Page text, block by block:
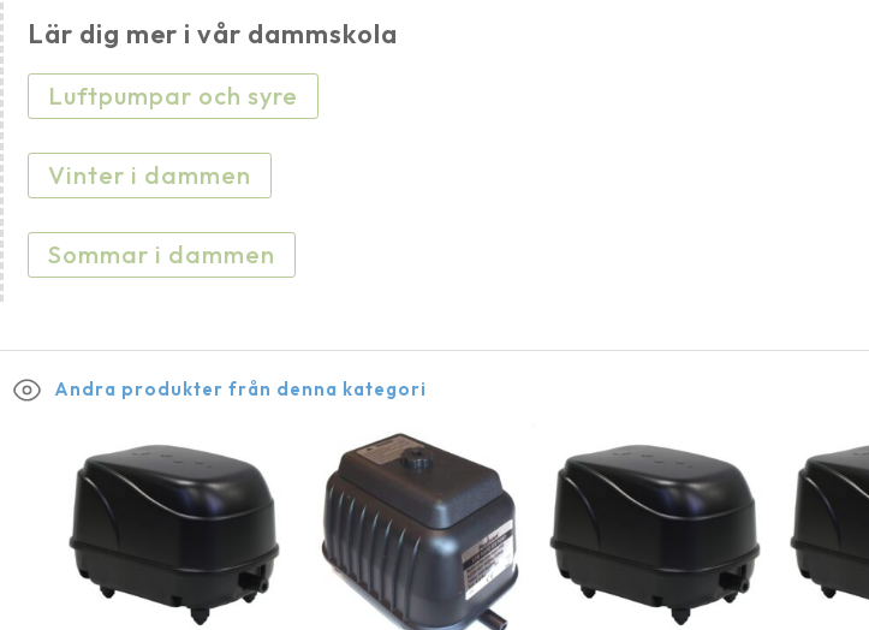
Lär dig mer i vår dammskola
Luftpumpar och syre
Vinter i dammen
Sommar i dammen
Andra produkter från denna kategori